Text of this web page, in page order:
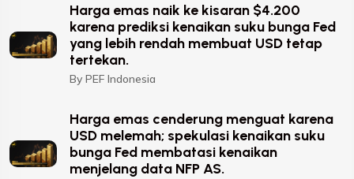
Harga emas naik ke kisaran $4.200
karena prediksi kenaikan suku bunga Fed
yang lebih rendah membuat USD tetap
tertekan.
By PEF Indonesia
Harga emas cenderung menguat karena
USD melemah; spekulasi kenaikan suku
bunga Fed membatasi kenaikan
menjelang data NFP AS.